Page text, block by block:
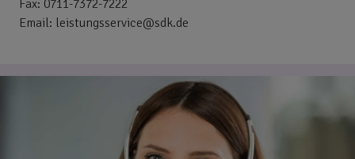
Fax: 0711-7372-7222
Email: leistungsservice@sdk.de